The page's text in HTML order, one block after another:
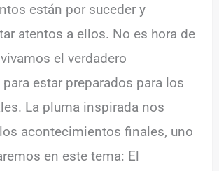
están por suceder y
atentos a ellos. No es hora de
el verdadero
estar preparados para los
La pluma inspirada nos
acontecimientos finales, uno
en este tema: El